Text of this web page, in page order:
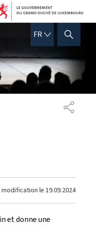
FRFRANÇAIS
AFFICHER / MASQUER
modification le 19.09.2024
et donne une